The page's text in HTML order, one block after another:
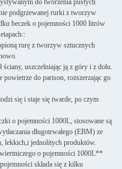
do tworzenia pustych
podgrzewanej rurki z tworzyw
beczek o pojemności 1000 litrów
rurę z tworzyw sztucznych
uszczelniając ją z góry i z dołu.
do parison, rozszerzając go
się i staje się twarde, po czym
o pojemności 1000L, stosowane są
długotrwałego (EBM) ze
lekkich,i jednolitych produktów.
o pojemności 1000L**
składa się z kilku